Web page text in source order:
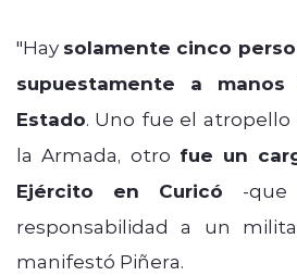
"Hay solamente cinco
supuestamente a
Estado. Uno fue el
la Armada, otro fue un
Ejército en Curicó -que
responsabilidad a un
manifestó Piñera.